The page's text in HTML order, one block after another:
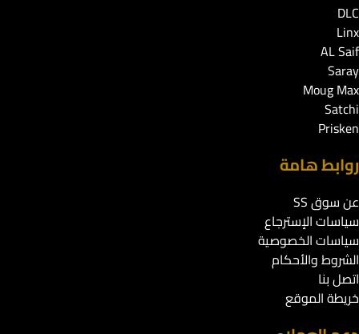
DLC
Linx
AL Saif
Saray
Moug Max
Satchi
Prisken
روابط هامة
عن سوق SS
سياسات الإسترجاع
سياسات الخصوصية
الشروط والأحكام
اتصل بنا
خريطة الموقع